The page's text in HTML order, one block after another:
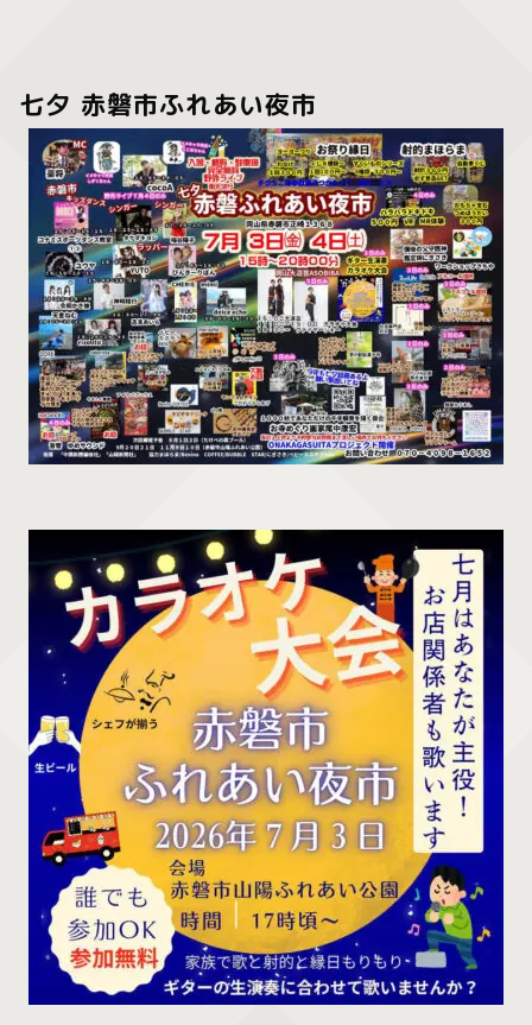
七夕 赤磐市ふれあい夜市